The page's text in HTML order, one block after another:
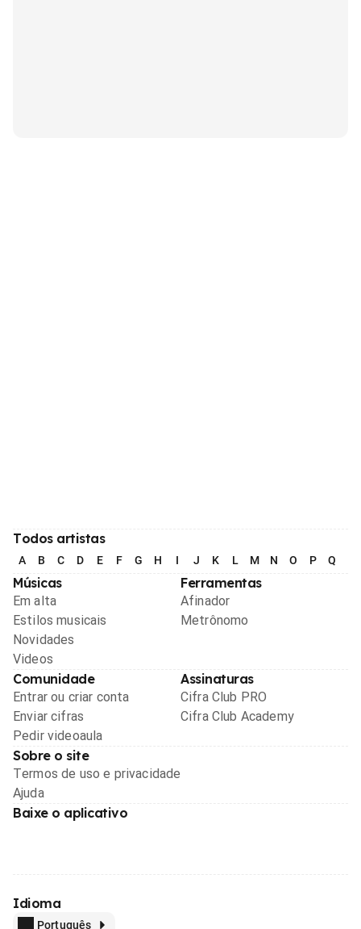
Todos artistas
A B C D E F G H I J K L M N O P Q
Músicas
Em alta
Estilos musicais
Novidades
Videos
Ferramentas
Afinador
Metrônomo
Comunidade
Entrar ou criar conta
Enviar cifras
Pedir videoaula
Assinaturas
Cifra Club PRO
Cifra Club Academy
Sobre o site
Termos de uso e privacidade
Ajuda
Baixe o aplicativo
Idioma
Português